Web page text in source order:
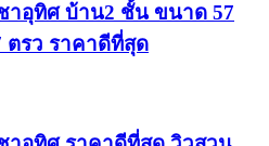
าอุทิศ บ้าน2 ชั้น ขนาด 57
ตรว ราคาดีที่สุด